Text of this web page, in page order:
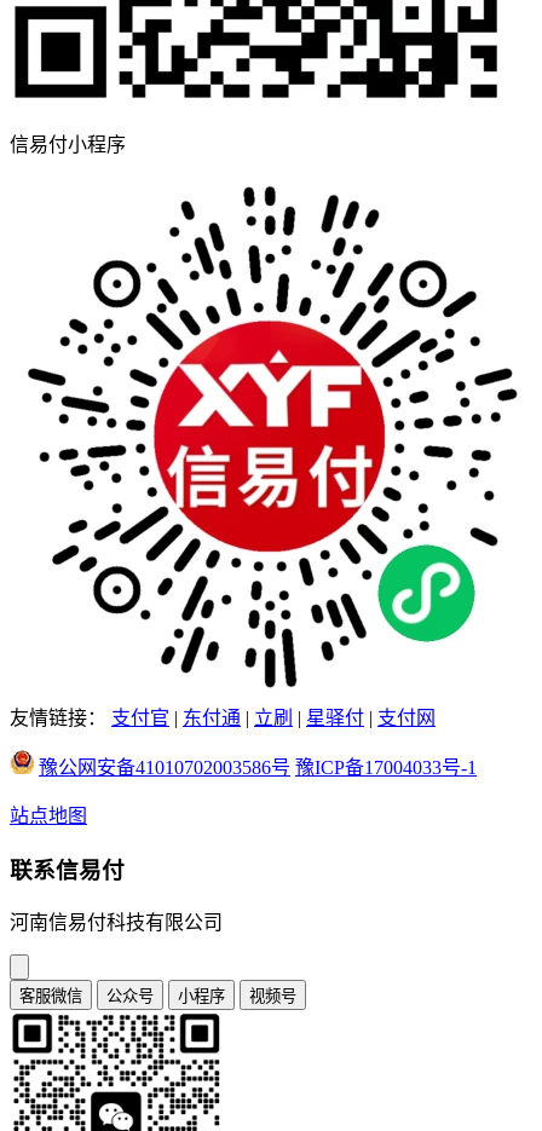
信易付小程序
友情链接： 支付官 | 东付通 | 立刷 | 星驿付 | 支付网
豫公网安备41010702003586号 豫ICP备17004033号-1
站点地图
联系信易付
河南信易付科技有限公司
客服微信 公众号 小程序 视频号